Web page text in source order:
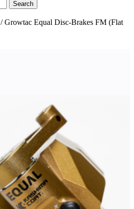
/ Growtac Equal Disc-Brakes FM (Flat